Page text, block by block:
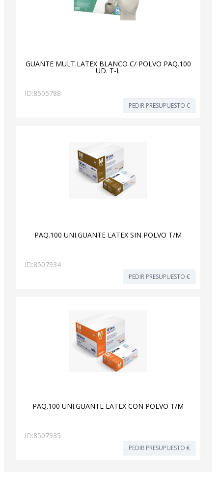
GUANTE MULT.LATEX BLANCO C/ POLVO PAQ.100
UD. T-L
ID:8505788
PEDIR PRESUPUESTO €
PAQ.100 UNI.GUANTE LATEX SIN POLVO T/M
ID:8507934
PEDIR PRESUPUESTO €
PAQ.100 UNI.GUANTE LATEX CON POLVO T/M
ID:8507935
PEDIR PRESUPUESTO €